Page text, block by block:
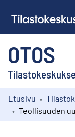
OTOS
Kokoelmat
Etusivu